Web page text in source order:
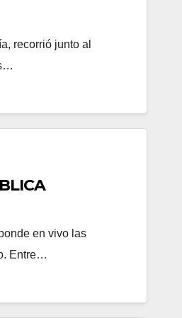
recorrió junto al
en vivo las
Entre…